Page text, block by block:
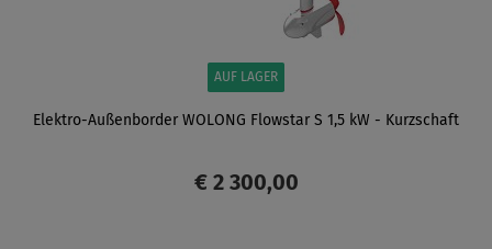
AUF LAGER
Elektro-Außenborder WOLONG ​Flowstar S 1,5 kW - Kurzschaft
€ 2 300,00